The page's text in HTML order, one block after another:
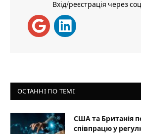
Вхід/реєстрація через
ОСТАННІ ПО ТЕМІ
США та Британія
співпрацю у